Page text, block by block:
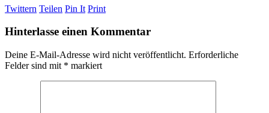
Twittern Teilen Pin It Print
Hinterlasse einen Kommentar
Deine E-Mail-Adresse wird nicht veröffentlicht. Erforderliche
Felder sind mit * markiert